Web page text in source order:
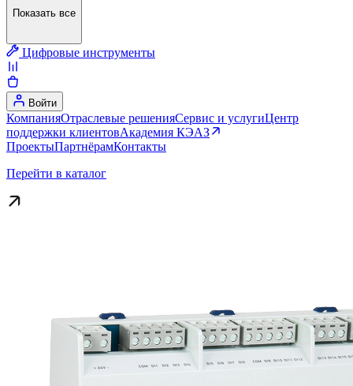
Показать все
Цифровые инструменты
Войти
КомпанияОтраслевые решенияСервис и услугиЦентр
поддержки клиентовАкадемия КЭАЗ
ПроектыПартнёрамКонтакты
Перейти в каталог